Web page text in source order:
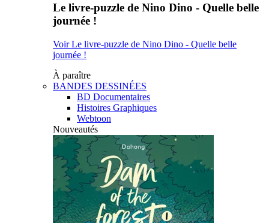
Le livre-puzzle de Nino Dino - Quelle belle
journée !
Voir Le livre-puzzle de Nino Dino - Quelle belle
journée !
À paraître
BANDES DESSINÉES
BD Documentaires
Histoires Graphiques
Webtoon
Nouveautés